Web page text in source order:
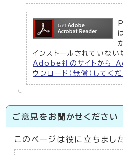
インストールされていない
Adobe社のサイトから
ウンロード（無償）してくだ
ご意見をお聞かせください
このページは役に立ちまし